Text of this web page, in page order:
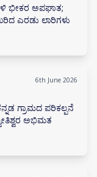
ಭೀಕರ ಅಪಘಾತ;
ಎರಡು ಲಾರಿಗಳು
6th June 2026
ಗ್ರಾಮದ ಪರಿಕಲ್ಪನೆ
ಅಭಿಮತ